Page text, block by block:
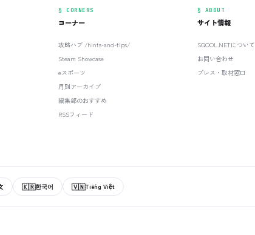
§ CORNERS
コーナー
攻略ハブ /hints-and-tips/
Steam Showcase
eスポーツ
月別アーカイブ
編集部のおすすめ
RSSフィード
§ ABOUT
サイト情報
SQOOL.NETについて
お問い合わせ
プレス・取材窓口
🇰🇷한국어 🇻🇳Tiếng Việt